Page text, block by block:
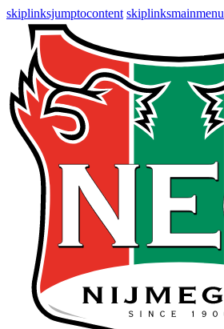
skiplinksjumptocontent skiplinksmainmenu